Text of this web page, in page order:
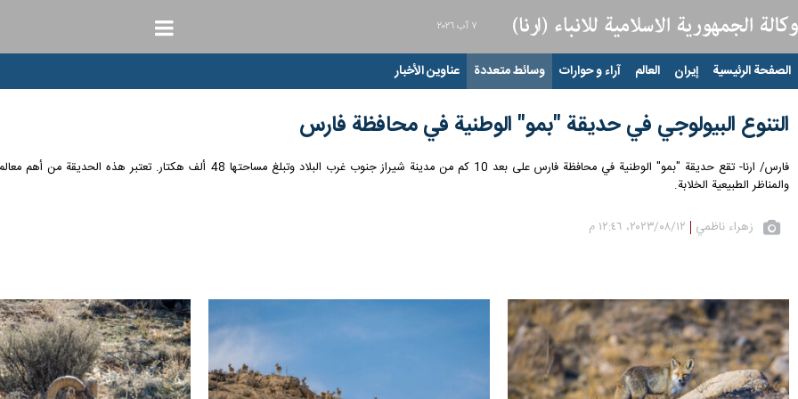
٧ آب ٢٠٢٦
الصفحة الرئيسية إيران العالم آراء و حوارات وسائط متعددة عناوين الأخبار
التنوع البيولوجي في حديقة "بمو" الوطنية في محافظة فارس
فارس/ ارنا- تقع حديقة "بمو" الوطنية في محافظة فارس على بعد 10 كم من مدينة
والمناظر الطبيعية الخلابة.
زهراء ناظمي ١٢‏/٠٨‏/٢٠٢٣، ١٢:٤٦ م